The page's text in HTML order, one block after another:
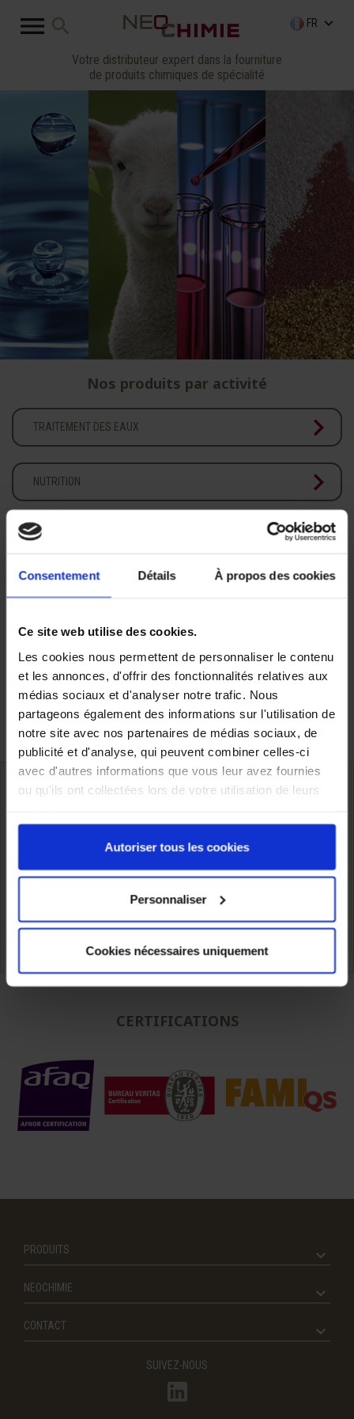
Consentement Détails À propos des cookies
Ce site web utilise des cookies.
Les cookies nous permettent de personnaliser le contenu
et les annonces, d'offrir des fonctionnalités relatives aux
médias sociaux et d'analyser notre trafic. Nous
partageons également des informations sur l'utilisation de
notre site avec nos partenaires de médias sociaux, de
publicité et d'analyse, qui peuvent combiner celles-ci
avec d'autres informations que vous leur avez fournies
ou qu'ils ont collectées lors de votre utilisation de leurs
Autoriser tous les cookies
Personnaliser
Cookies nécessaires uniquement
 search FR keyboard_arrow_down
Votre distributeur expert dans la fourniture
de produits chimiques de spécialité
Nos produits par activité
TRAITEMENT DES EAUX chevron_right
NUTRITION chevron_right
CHIMIE chevron_right
chevron_right
Une structure souple et réactive, à taille humaine à
l’écoute de ses clients, spécialisée dans la fourniture
de produits chimiques pour l’industrie.
Contactez-nous
du simple fût au camion complet
équipes.
CERTIFICATIONS
PRODUITS
NEOCHIMIE
CONTACT
SUIVEZ-NOUS